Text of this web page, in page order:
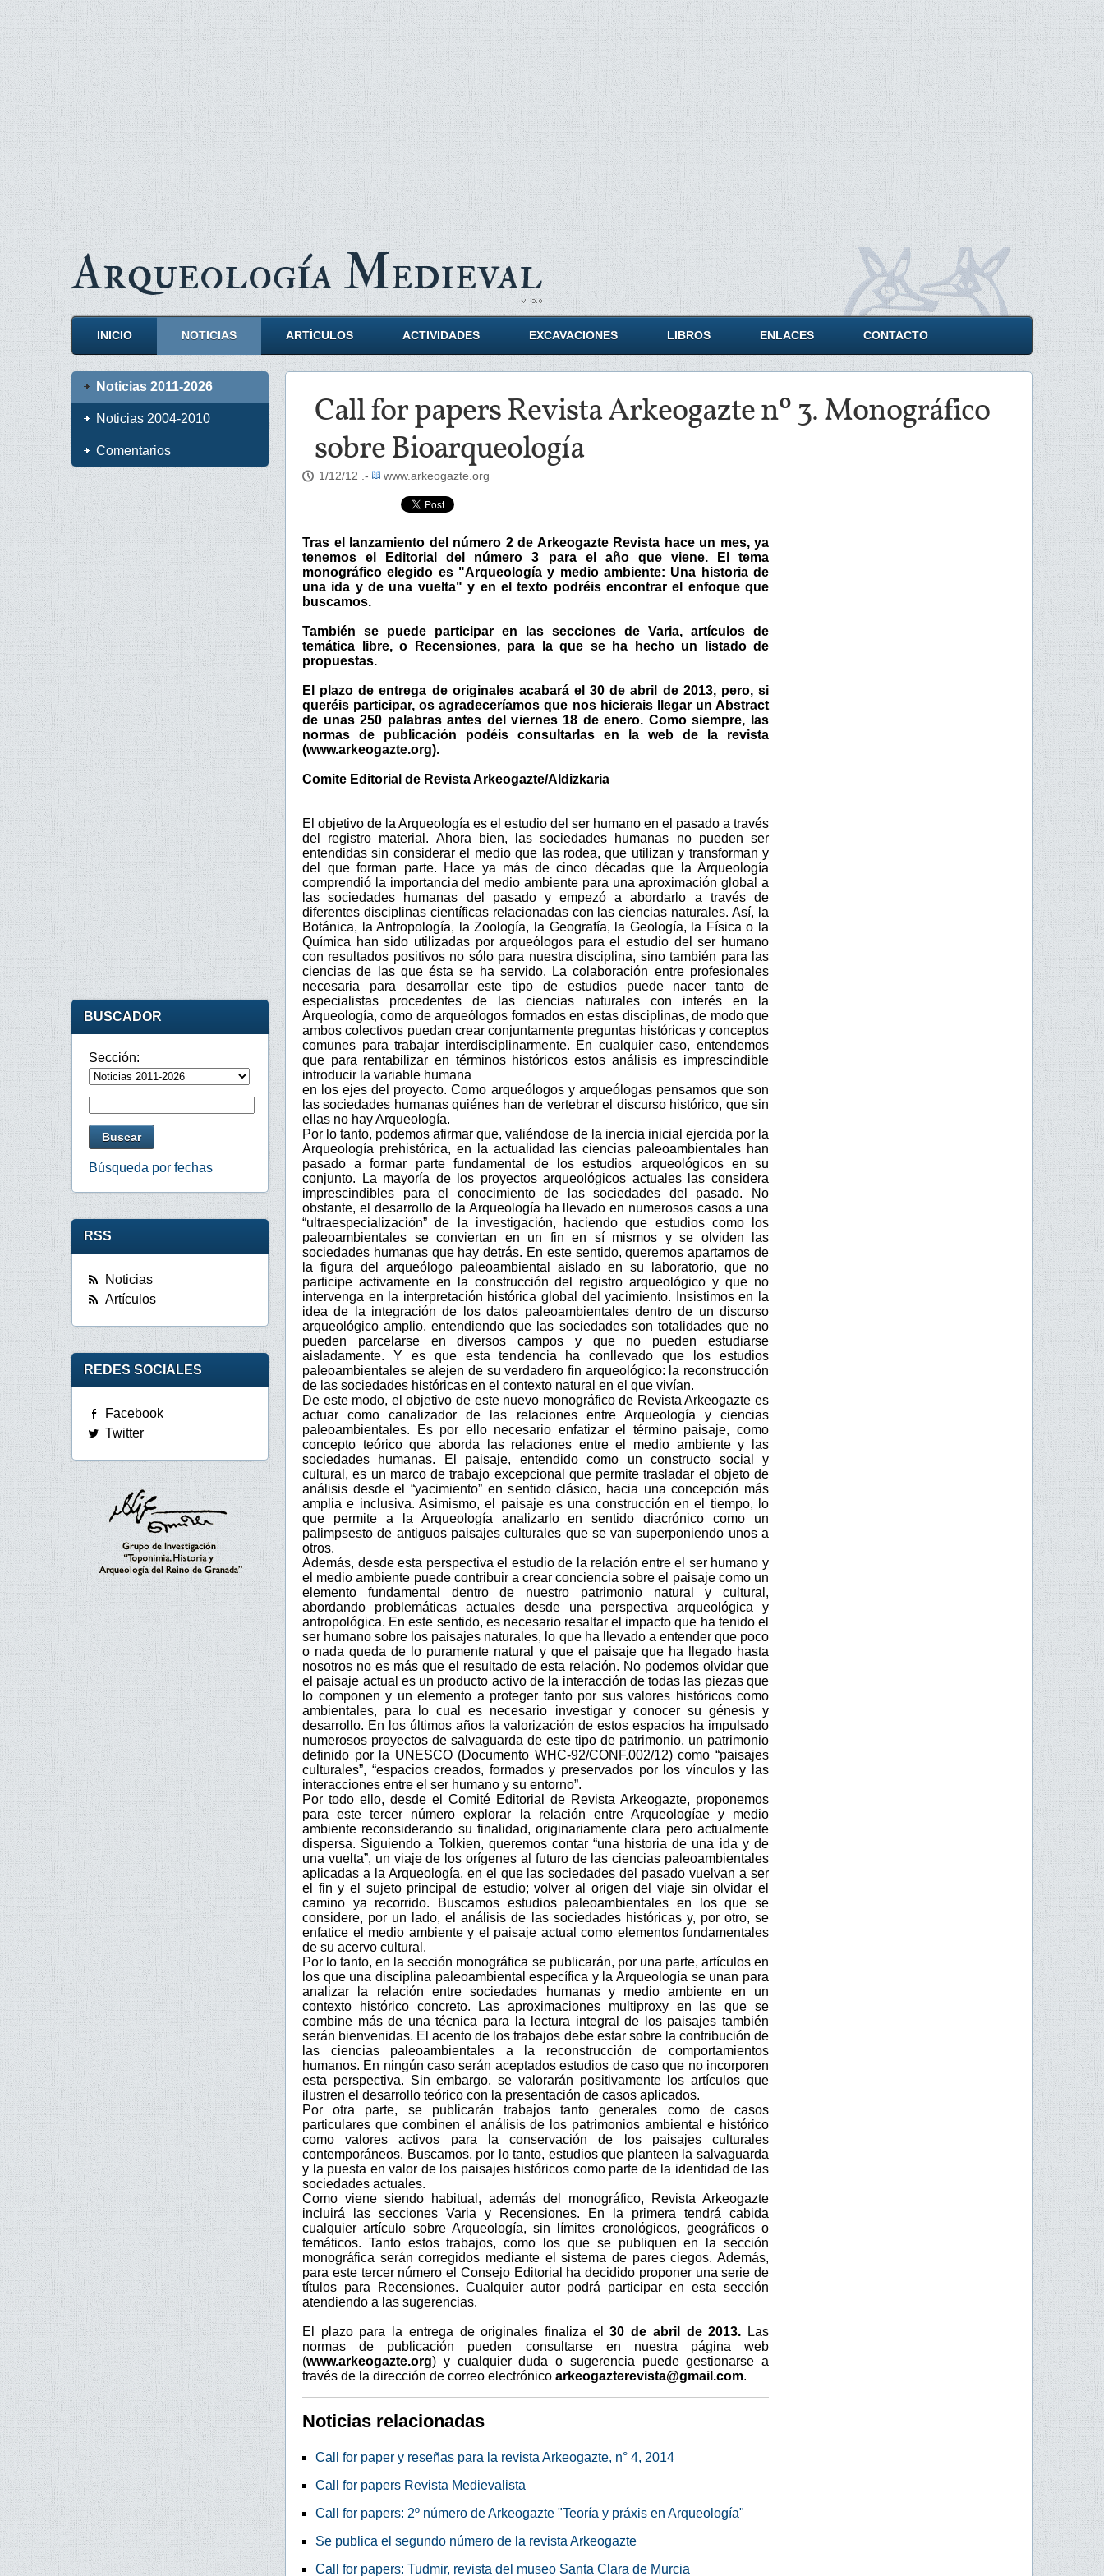
ArqueologíaMedieval
INICIO NOTICIAS ARTÍCULOS ACTIVIDADES EXCAVACIONES LIBROS ENLACES CONTACTO
Call for papers Revista Arkeogazte nº 3. Monográfico
sobre Bioarqueología
1/12/12 .- www.arkeogazte.org
Tras el lanzamiento del número 2 de Arkeogazte Revista hace un mes, ya
tenemos el Editorial del número 3 para el año que viene. El tema
monográfico elegido es "Arqueología y medio ambiente: Una historia de
una ida y de una vuelta" y en el texto podréis encontrar el enfoque que
buscamos.
También se puede participar en las secciones de Varia, artículos de
temática libre, o Recensiones, para la que se ha hecho un listado de
propuestas.
El plazo de entrega de originales acabará el 30 de abril de 2013, pero, si
queréis participar, os agradeceríamos que nos hicierais llegar un Abstract
de unas 250 palabras antes del viernes 18 de enero. Como siempre, las
normas de publicación podéis consultarlas en la web de la revista
(www.arkeogazte.org).
Comite Editorial de Revista Arkeogazte/Aldizkaria
El objetivo de la Arqueología es el estudio del ser humano en el pasado a través
del registro material. Ahora bien, las sociedades humanas no pueden ser
entendidas sin considerar el medio que las rodea, que utilizan y transforman y
del que forman parte. Hace ya más de cinco décadas que la Arqueología
comprendió la importancia del medio ambiente para una aproximación global a
las sociedades humanas del pasado y empezó a abordarlo a través de
diferentes disciplinas científicas relacionadas con las ciencias naturales. Así, la
Botánica, la Antropología, la Zoología, la Geografía, la Geología, la Física o la
Química han sido utilizadas por arqueólogos para el estudio del ser humano
con resultados positivos no sólo para nuestra disciplina, sino también para las
ciencias de las que ésta se ha servido. La colaboración entre profesionales
necesaria para desarrollar este tipo de estudios puede nacer tanto de
especialistas procedentes de las ciencias naturales con interés en la
Arqueología, como de arqueólogos formados en estas disciplinas, de modo que
ambos colectivos puedan crear conjuntamente preguntas históricas y conceptos
comunes para trabajar interdisciplinarmente. En cualquier caso, entendemos
que para rentabilizar en términos históricos estos análisis es imprescindible
introducir la variable humana
en los ejes del proyecto. Como arqueólogos y arqueólogas pensamos que son
las sociedades humanas quiénes han de vertebrar el discurso histórico, que sin
ellas no hay Arqueología.
Por lo tanto, podemos afirmar que, valiéndose de la inercia inicial ejercida por la
Arqueología prehistórica, en la actualidad las ciencias paleoambientales han
pasado a formar parte fundamental de los estudios arqueológicos en su
conjunto. La mayoría de los proyectos arqueológicos actuales las considera
imprescindibles para el conocimiento de las sociedades del pasado. No
obstante, el desarrollo de la Arqueología ha llevado en numerosos casos a una
“ultraespecialización” de la investigación, haciendo que estudios como los
paleoambientales se conviertan en un fin en sí mismos y se olviden las
sociedades humanas que hay detrás. En este sentido, queremos apartarnos de
la figura del arqueólogo paleoambiental aislado en su laboratorio, que no
participe activamente en la construcción del registro arqueológico y que no
intervenga en la interpretación histórica global del yacimiento. Insistimos en la
idea de la integración de los datos paleoambientales dentro de un discurso
arqueológico amplio, entendiendo que las sociedades son totalidades que no
pueden parcelarse en diversos campos y que no pueden estudiarse
aisladamente. Y es que esta tendencia ha conllevado que los estudios
paleoambientales se alejen de su verdadero fin arqueológico: la reconstrucción
de las sociedades históricas en el contexto natural en el que vivían.
De este modo, el objetivo de este nuevo monográfico de Revista Arkeogazte es
actuar como canalizador de las relaciones entre Arqueología y ciencias
paleoambientales. Es por ello necesario enfatizar el término paisaje, como
concepto teórico que aborda las relaciones entre el medio ambiente y las
sociedades humanas. El paisaje, entendido como un constructo social y
cultural, es un marco de trabajo excepcional que permite trasladar el objeto de
análisis desde el “yacimiento” en sentido clásico, hacia una concepción más
amplia e inclusiva. Asimismo, el paisaje es una construcción en el tiempo, lo
que permite a la Arqueología analizarlo en sentido diacrónico como un
palimpsesto de antiguos paisajes culturales que se van superponiendo unos a
otros.
Además, desde esta perspectiva el estudio de la relación entre el ser humano y
el medio ambiente puede contribuir a crear conciencia sobre el paisaje como un
elemento fundamental dentro de nuestro patrimonio natural y cultural,
abordando problemáticas actuales desde una perspectiva arqueológica y
antropológica. En este sentido, es necesario resaltar el impacto que ha tenido el
ser humano sobre los paisajes naturales, lo que ha llevado a entender que poco
o nada queda de lo puramente natural y que el paisaje que ha llegado hasta
nosotros no es más que el resultado de esta relación. No podemos olvidar que
el paisaje actual es un producto activo de la interacción de todas las piezas que
lo componen y un elemento a proteger tanto por sus valores históricos como
ambientales, para lo cual es necesario investigar y conocer su génesis y
desarrollo. En los últimos años la valorización de estos espacios ha impulsado
numerosos proyectos de salvaguarda de este tipo de patrimonio, un patrimonio
definido por la UNESCO (Documento WHC-92/CONF.002/12) como “paisajes
culturales”, “espacios creados, formados y preservados por los vínculos y las
interacciones entre el ser humano y su entorno”.
Por todo ello, desde el Comité Editorial de Revista Arkeogazte, proponemos
para este tercer número explorar la relación entre Arqueologíae y medio
ambiente reconsiderando su finalidad, originariamente clara pero actualmente
dispersa. Siguiendo a Tolkien, queremos contar “una historia de una ida y de
una vuelta”, un viaje de los orígenes al futuro de las ciencias paleoambientales
aplicadas a la Arqueología, en el que las sociedades del pasado vuelvan a ser
el fin y el sujeto principal de estudio; volver al origen del viaje sin olvidar el
camino ya recorrido. Buscamos estudios paleoambientales en los que se
considere, por un lado, el análisis de las sociedades históricas y, por otro, se
enfatice el medio ambiente y el paisaje actual como elementos fundamentales
de su acervo cultural.
Por lo tanto, en la sección monográfica se publicarán, por una parte, artículos en
los que una disciplina paleoambiental específica y la Arqueología se unan para
analizar la relación entre sociedades humanas y medio ambiente en un
contexto histórico concreto. Las aproximaciones multiproxy en las que se
combine más de una técnica para la lectura integral de los paisajes también
serán bienvenidas. El acento de los trabajos debe estar sobre la contribución de
las ciencias paleoambientales a la reconstrucción de comportamientos
humanos. En ningún caso serán aceptados estudios de caso que no incorporen
esta perspectiva. Sin embargo, se valorarán positivamente los artículos que
ilustren el desarrollo teórico con la presentación de casos aplicados.
Por otra parte, se publicarán trabajos tanto generales como de casos
particulares que combinen el análisis de los patrimonios ambiental e histórico
como valores activos para la conservación de los paisajes culturales
contemporáneos. Buscamos, por lo tanto, estudios que planteen la salvaguarda
y la puesta en valor de los paisajes históricos como parte de la identidad de las
sociedades actuales.
Como viene siendo habitual, además del monográfico, Revista Arkeogazte
incluirá las secciones Varia y Recensiones. En la primera tendrá cabida
cualquier artículo sobre Arqueología, sin límites cronológicos, geográficos o
temáticos. Tanto estos trabajos, como los que se publiquen en la sección
monográfica serán corregidos mediante el sistema de pares ciegos. Además,
para este tercer número el Consejo Editorial ha decidido proponer una serie de
títulos para Recensiones. Cualquier autor podrá participar en esta sección
atendiendo a las sugerencias.
El plazo para la entrega de originales finaliza el30 de abril de 2013. Las
normas de publicación pueden consultarse en nuestra página web
(www.arkeogazte.org) y cualquier duda o sugerencia puede gestionarse a
través de la dirección de correo electrónico arkeogazterevista@gmail.com.
Noticias relacionadas
Call for paper y reseñas para la revista Arkeogazte, n° 4, 2014
Call for papers Revista Medievalista
Call for papers: 2º número de Arkeogazte "Teoría y práxis en Arqueología"
Se publica el segundo número de la revista Arkeogazte
Call for papers: Tudmir, revista del museo Santa Clara de Murcia
Noticias 2011-2026
Noticias 2004-2010
Comentarios
BUSCADOR
Sección:
Búsqueda por fechas
RSS
Noticias
Artículos
REDES SOCIALES
Facebook
Twitter